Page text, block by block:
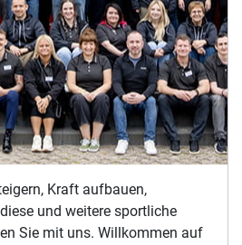
Kraft aufbauen,
und weitere sportliche
Sie mit uns. Willkommen auf